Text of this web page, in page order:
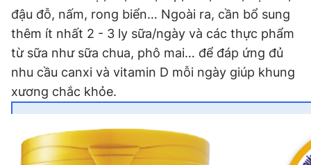
đậu đỗ, nấm, rong biển… Ngoài ra, cần bổ sung
thêm ít nhất 2 - 3 ly sữa/ngày và các thực phẩm
từ sữa như sữa chua, phô mai… để đáp ứng đủ
nhu cầu canxi và vitamin D mỗi ngày giúp khung
xương chắc khỏe.